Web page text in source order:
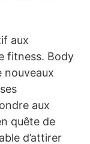
aux
fitness. Body
nouveaux
aux
quête de
d’attirer